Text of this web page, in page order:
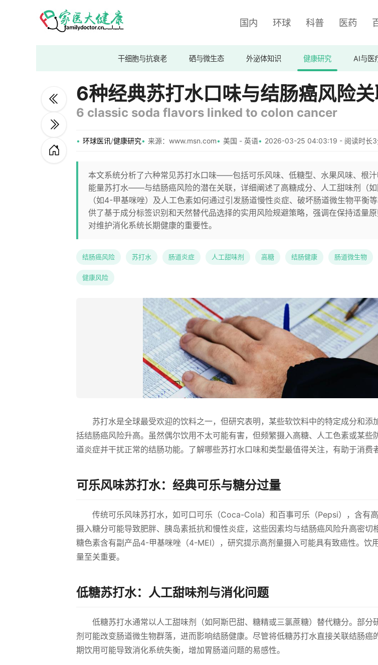
国内 环球 科普 医药
干细胞与抗衰老 硒与微生态 外泌体知识 健康研究 AI与医
6种经典苏打水口味与结肠癌风险
6 classic soda flavors linked to colon cancer
环球医讯/健康研究 来源：www.msn.com 美国 - 英语 2026-03-25 04:03:19 - 阅读时长3
本文系统分析了六种常见苏打水口味——包括可乐风味、低糖型、水果风味、根
能量苏打水——与结肠癌风险的潜在关联，详细阐述了高糖成分、人工甜味剂（如
（如4-甲基咪唑）及人工色素如何通过引发肠道慢性炎症、破坏肠道微生物平衡
供了基于成分标签识别和天然替代品选择的实用风险规避策略，强调在保持适量
对维护消化系统长期健康的重要性。
结肠癌风险 苏打水 肠道炎症 人工甜味剂 高糖 结肠健康 肠道微生物
健康风险
苏打水是全球最受欢迎的饮料之一，但研究表明，某些软饮料中的特定成分和添
括结肠癌风险升高。虽然偶尔饮用不太可能有害，但频繁摄入高糖、人工色素或某些
道炎症并干扰正常的结肠功能。了解哪些苏打水口味和类型最值得关注，有助于消费
可乐风味苏打水：经典可乐与糖分过量
传统可乐风味苏打水，如可口可乐（Coca-Cola）和百事可乐（Pepsi），含有
摄入糖分可能导致肥胖、胰岛素抵抗和慢性炎症，这些因素均与结肠癌风险升高密切
糖色素含有副产品4-甲基咪唑（4-MEI），研究提示高剂量摄入可能具有致癌性。饮
量至关重要。
低糖苏打水：人工甜味剂与消化问题
低糖苏打水通常以人工甜味剂（如阿斯巴甜、糖精或三氯蔗糖）替代糖分。部分
剂可能改变肠道微生物群落，进而影响结肠健康。尽管将低糖苏打水直接关联结肠癌
期饮用可能导致消化系统失衡，增加胃肠道问题的易感性。